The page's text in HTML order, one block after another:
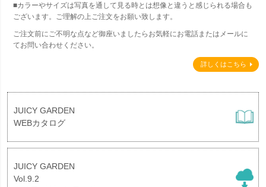
■カラーやサイズは写真を通して見る時とは想像と違うと感じられる場合も
ございます。ご理解の上ご注文をお願い致します。
ご注文前にご不明な点など御座いましたらお気軽にお電話またはメールに
てお問い合わせください。
詳しくはこちら
JUICY GARDEN
WEBカタログ
JUICY GARDEN
Vol.9.2